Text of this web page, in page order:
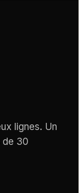
lignes. Un
de 30